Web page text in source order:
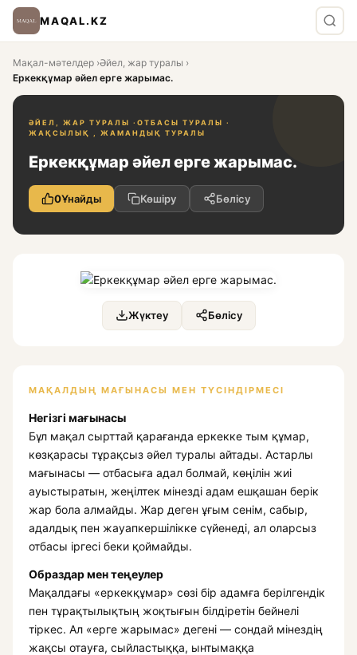
MAQAL.KZ
Мақал-мәтелдер ›Әйел, жар туралы ›
Еркекқұмар әйел ерге жарымас.
ӘЙЕЛ, ЖАР ТУРАЛЫ · ОТБАСЫ ТУРАЛЫ ·
ЖАҚСЫЛЫҚ , ЖАМАНДЫҚ ТУРАЛЫ
Еркекқұмар әйел ерге жарымас.
0Ұнайды Көшіру Бөлісу
Жүктеу Бөлісу
МАҚАЛДЫҢ МАҒЫНАСЫ МЕН ТҮСІНДІРМЕСІ
Негізгі мағынасы
Бұл мақал сырттай қарағанда еркекке тым құмар,
көзқарасы тұрақсыз әйел туралы айтады. Астарлы
мағынасы — отбасыға адал болмай, көңілін жиі
ауыстыратын, жеңілтек мінезді адам ешқашан берік
жар бола алмайды. Жар деген ұғым сенім, сабыр,
адалдық пен жауапкершілікке сүйенеді, ал оларсыз
отбасы іргесі беки қоймайды.
Образдар мен теңеулер
Мақалдағы «еркекқұмар» сөзі бір адамға берілгендік
пен тұрақтылықтың жоқтығын білдіретін бейнелі
тіркес. Ал «ерге жарымас» дегені — сондай мінездің
жақсы отауға, сыйластыққа, ынтымаққа